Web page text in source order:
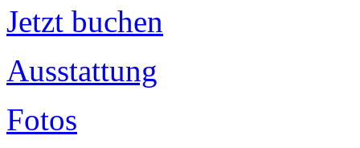
Jetzt buchen
Ausstattung
Fotos